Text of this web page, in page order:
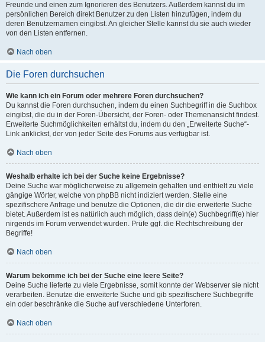
Freunde und einen zum Ignorieren des Benutzers. Außerdem kannst du im
persönlichen Bereich direkt Benutzer zu den Listen hinzufügen, indem du
deren Benutzernamen eingibst. An gleicher Stelle kannst du sie auch wieder
von den Listen entfernen.
Nach oben
Die Foren durchsuchen
Wie kann ich ein Forum oder mehrere Foren durchsuchen?
Du kannst die Foren durchsuchen, indem du einen Suchbegriff in die Suchbox
eingibst, die du in der Foren-Übersicht, der Foren- oder Themenansicht findest.
Erweiterte Suchmöglichkeiten erhältst du, indem du den „Erweiterte Suche“-
Link anklickst, der von jeder Seite des Forums aus verfügbar ist.
Nach oben
Weshalb erhalte ich bei der Suche keine Ergebnisse?
Deine Suche war möglicherweise zu allgemein gehalten und enthielt zu viele
gängige Wörter, welche von phpBB nicht indiziert werden. Stelle eine
spezifischere Anfrage und benutze die Optionen, die dir die erweiterte Suche
bietet. Außerdem ist es natürlich auch möglich, dass dein(e) Suchbegriff(e) hier
nirgends im Forum verwendet wurden. Prüfe ggf. die Rechtschreibung der
Begriffe!
Nach oben
Warum bekomme ich bei der Suche eine leere Seite?
Deine Suche lieferte zu viele Ergebnisse, somit konnte der Webserver sie nicht
verarbeiten. Benutze die erweiterte Suche und gib spezifischere Suchbegriffe
ein oder beschränke die Suche auf verschiedene Unterforen.
Nach oben